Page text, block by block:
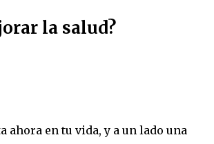
la salud?
en tu vida, y a un lado una